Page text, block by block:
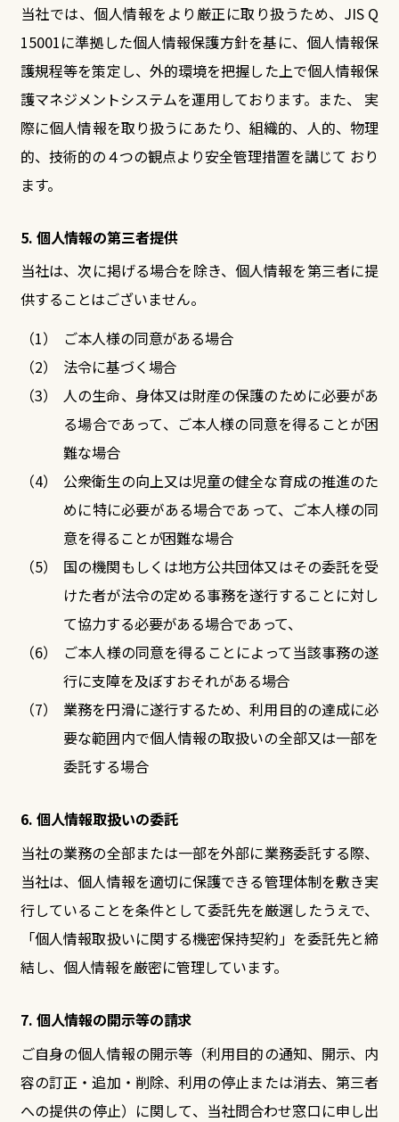
当社では、個人情報をより厳正に取り扱うため、JIS Q
15001に準拠した個人情報保護方針を基に、個人情報保
護規程等を策定し、外的環境を把握した上で個人情報保
護マネジメントシステムを運用しております。また、 実
際に個人情報を取り扱うにあたり、組織的、人的、物理
的、技術的の４つの観点より安全管理措置を講じて おり
ます。
5. 個人情報の第三者提供
当社は、次に掲げる場合を除き、個人情報を第三者に提
供することはございません。
ご本人様の同意がある場合
法令に基づく場合
人の生命、身体又は財産の保護のために必要があ
る場合であって、ご本人様の同意を得ることが困
難な場合
公衆衛生の向上又は児童の健全な育成の推進のた
めに特に必要がある場合であって、ご本人様の同
意を得ることが困難な場合
国の機関もしくは地方公共団体又はその委託を受
けた者が法令の定める事務を遂行することに対し
て協力する必要がある場合であって、
ご本人様の同意を得ることによって当該事務の遂
行に支障を及ぼすおそれがある場合
業務を円滑に遂行するため、利用目的の達成に必
要な範囲内で個人情報の取扱いの全部又は一部を
委託する場合
6. 個人情報取扱いの委託
当社の業務の全部または一部を外部に業務委託する際、
当社は、個人情報を適切に保護できる管理体制を敷き実
行していることを条件として委託先を厳選したうえで、
「個人情報取扱いに関する機密保持契約」を委託先と締
結し、個人情報を厳密に管理しています。
7. 個人情報の開示等の請求
ご自身の個人情報の開示等（利用目的の通知、開示、内
容の訂正・追加・削除、利用の停止または消去、第三者
への提供の停止）に関して、当社問合わせ窓口に申し出